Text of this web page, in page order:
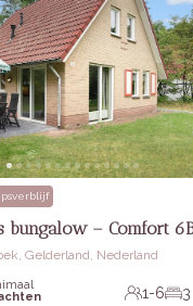
bungalow – Comfort 6B
Gelderland, Nederland
1-6 3